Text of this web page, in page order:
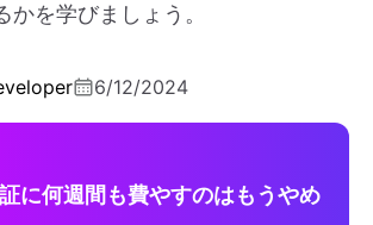
かを学びましょう。
6/12/2024
に何週間も費やすのはもうやめ